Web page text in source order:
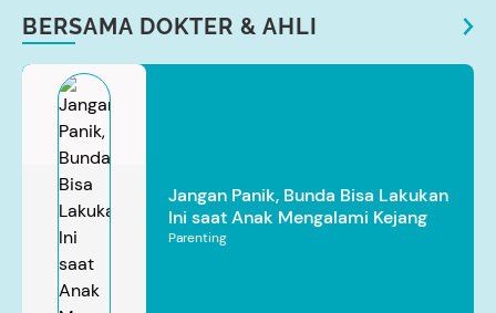
BERSAMA DOKTER & AHLI
Jangan Panik, Bunda Bisa Lakukan
Ini saat Anak Mengalami Kejang
Parenting